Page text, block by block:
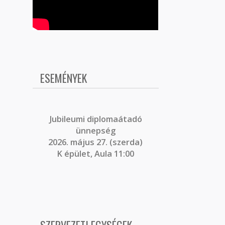
ESEMÉNYEK
Jubileumi diplomaátadó
ünnepség
2026. május 27. (szerda)
K épület, Aula 11:00